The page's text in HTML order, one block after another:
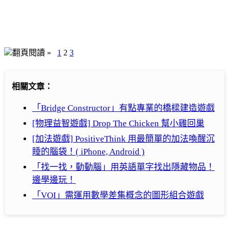
翻頁閱讀 » 1 2 3
相關文章：
「Bridge Constructor」有點專業的橋樑建造遊戲
[物理益智遊戲] Drop The Chicken 幫小雞回巢
[加法遊戲] PositiveThink 用最簡單的加法喚醒沉
睡的腦袋！( iPhone, Android )
「找一找，動動腦」用英語單字找出隱藏物品！
邊學邊玩！
「VOI」需運用數學差集概念的圖形組合遊戲